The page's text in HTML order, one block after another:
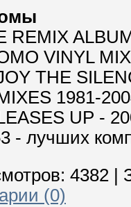
REMIX
VINYL
THE
1981-
UP -
- лучших
4382 |
(0)